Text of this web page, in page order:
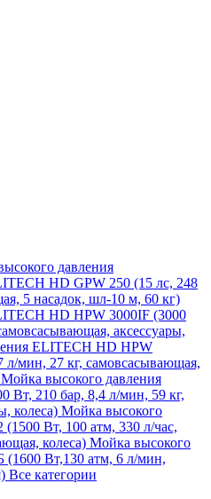
давления
HD GPW 250 (15 лс, 248
5 насадок, шл-10 м, 60 кг)
HD HPW 3000IF (3000
аксессуары,
ELITECH HD HPW
л/мин, 27 кг, самовсасывающая,
Мойка высокого давления
Вт, 210 бар, 8,4 л/мин, 59 кг,
колеса) Мойка высокого
Вт, 100 атм, 330 л/час,
колеса) Мойка высокого
Вт,130 атм, 6 л/мин,
Все категории